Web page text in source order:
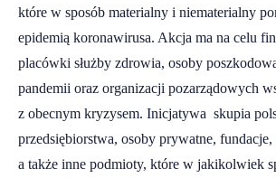
które w sposób materialny i niematerialny
epidemią koronawirusa. Akcja ma na celu
placówki służby zdrowia, osoby
pandemii oraz organizacji pozarządowych
z obecnym kryzysem. Inicjatywa skupia
przedsiębiorstwa, osoby prywatne,
a także inne podmioty, które w jakikolwiek